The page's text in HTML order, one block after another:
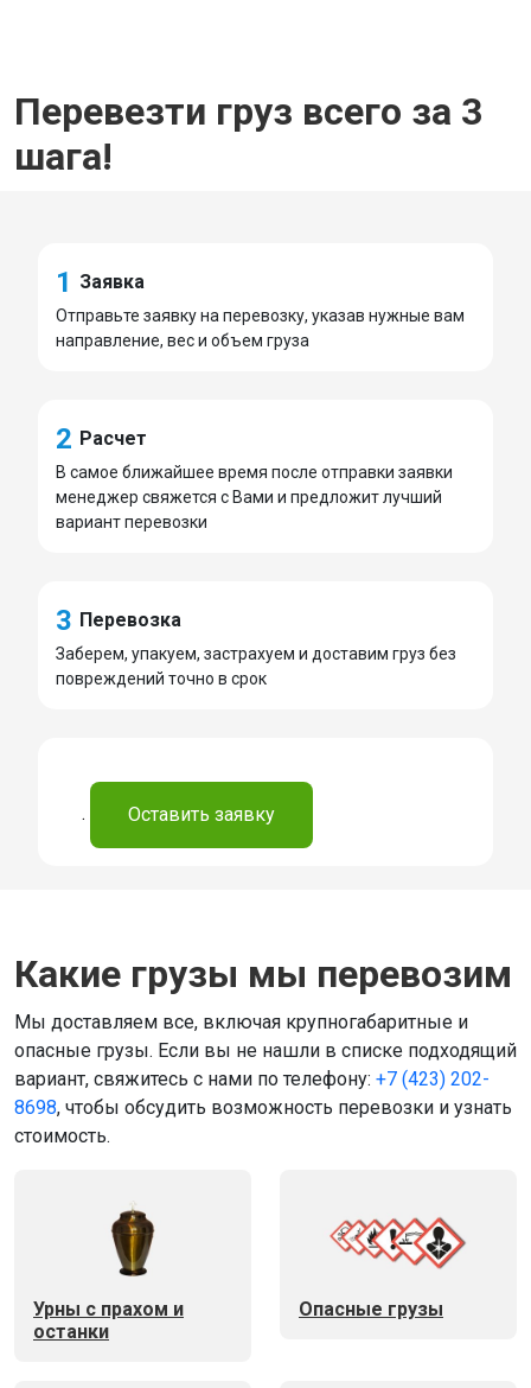
Перевезти груз всего за 3
шага!
1 Заявка
Отправьте заявку на перевозку, указав нужные вам
направление, вес и объем груза
2 Расчет
В самое ближайшее время после отправки заявки
менеджер свяжется с Вами и предложит лучший
вариант перевозки
3 Перевозка
Заберем, упакуем, застрахуем и доставим груз без
повреждений точно в срок
. Оставить заявку
Какие грузы мы перевозим
Мы доставляем все, включая крупногабаритные и
опасные грузы. Если вы не нашли в списке подходящий
вариант, свяжитесь с нами по телефону: +7 (423) 202-
8698, чтобы обсудить возможность перевозки и узнать
стоимость.
Урны с прахом и
останки
Опасные грузы